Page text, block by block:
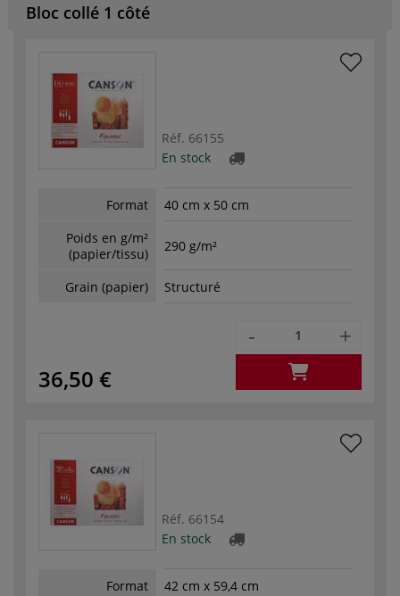
Bloc collé 1 côté
Réf. 66155
En stock
Format
40 cm x 50 cm
Poids en g/m²
(papier/tissu)
290 g/m²
Grain (papier) Structuré
36,50 €
- +
Réf. 66154
En stock
Format
42 cm x 59,4 cm